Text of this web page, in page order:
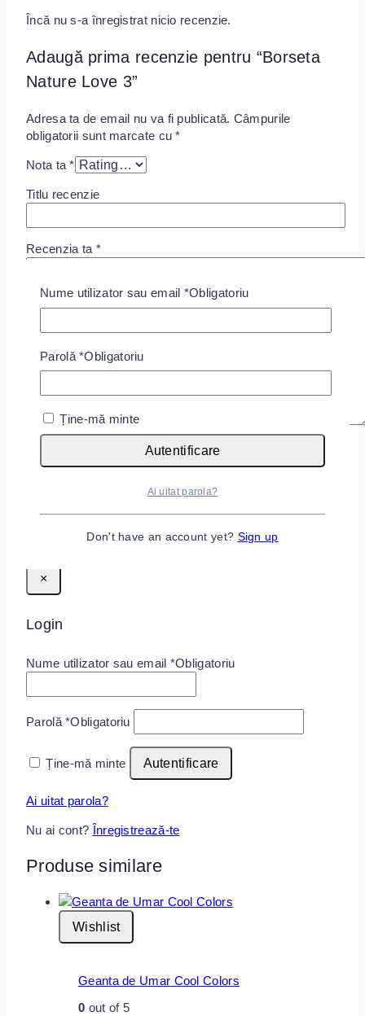
Încă nu s-a înregistrat nicio recenzie.
Adaugă prima recenzie pentru “Borseta
Nature Love 3”
Adresa ta de email nu va fi publicată. Câmpurile
obligatorii sunt marcate cu*
Nota ta*
Titlu recenzie
Recenzia ta *
×
Login
Nume utilizator sau email *Obligatoriu
Parolă*Obligatoriu
Ține-mă minte Autentificare
Ai uitat parola?
Nu ai cont? Înregistrează-te
Produse similare
Wishlist
Geanta de Umar Cool Colors
0 out of 5
Nume utilizator sau email *Obligatoriu
Parolă*Obligatoriu
Ține-mă minte
Autentificare
Ai uitat parola?
Don't have an account yet? Sign up